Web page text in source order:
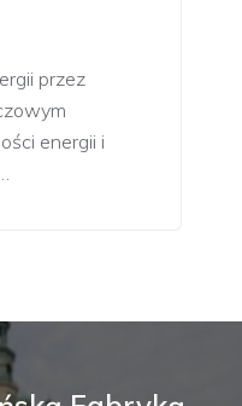
przez
energii i